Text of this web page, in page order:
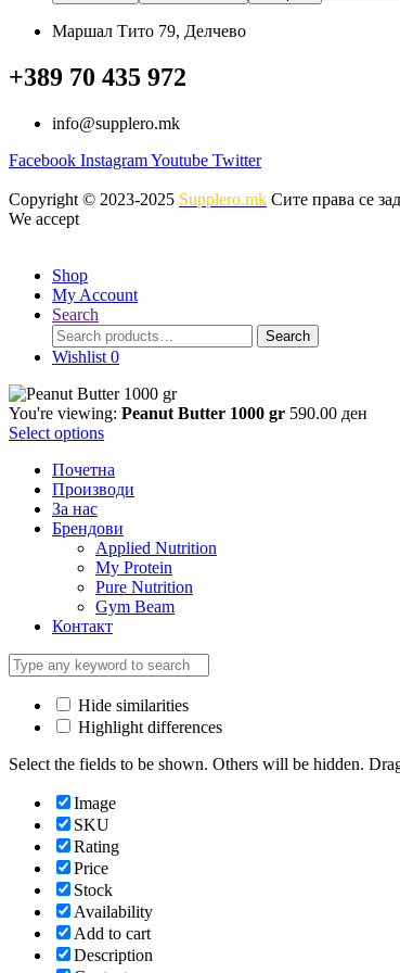
Маршал Тито 79, Делчево
+389 70 435 972
info@supplero.mk
Facebook InstagramYoutube Twitter
Copyright © 2023-2025 Supplero.mk Сите права се
We accept
Shop
My Account
Search
Search
for:
Search
Wishlist 0
You're viewing: Peanut Butter 1000 gr 590.00 ден
Select options
Почетна
Производи
За нас
Брендови
Applied Nutrition
My Protein
Pure Nutrition
Gym Beam
Контакт
Hide similarities
Highlight differences
Select the fields to be shown. Others will be hidden.
Image
SKU
Rating
Price
Stock
Availability
Add to cart
Description